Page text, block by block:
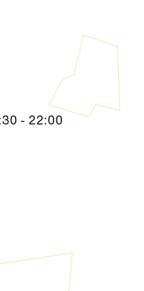
Seepark „Die
- 22:00